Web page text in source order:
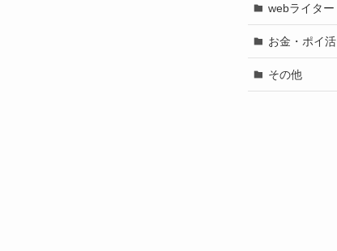
webライター
お金・ポイ活
その他